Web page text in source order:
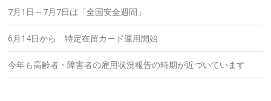
7月1日～7月7日は「全国安全週間」
6月14日から 特定在留カード運用開始
今年も高齢者・障害者の雇用状況報告の時期が近づいています